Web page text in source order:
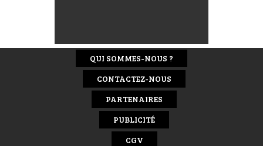
QUI SOMMES-NOUS ?
CONTACTEZ-NOUS
PARTENAIRES
PUBLICITÉ
CGV